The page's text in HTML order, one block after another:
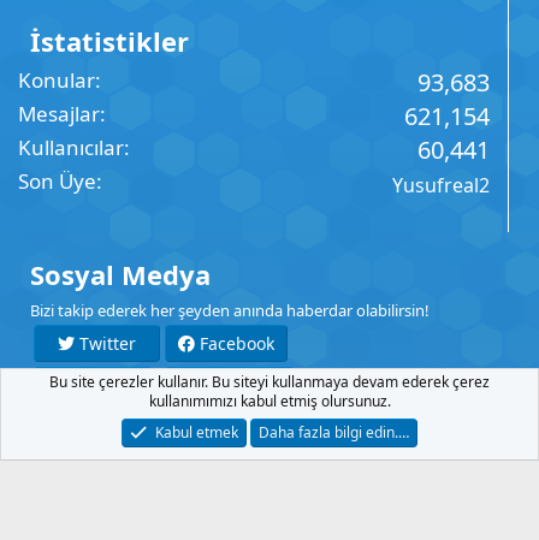
İstatistikler
Konular 93,683
Mesajlar 621,154
Kullanıcılar 60,441
Son Üye Yusufreal2
Sosyal Medya
Bizi takip ederek her şeyden anında haberdar olabilirsin!
Twitter
Facebook
YouTube
Instagram
Şartlar Gizlilik Yardım Anasayfa
R
Bu site çerezler kullanır. Bu siteyi kullanmaya devam ederek çerez
kullanımımızı kabul etmiş olursunuz.
Kabul etmek
Daha fazla bilgi edin.…